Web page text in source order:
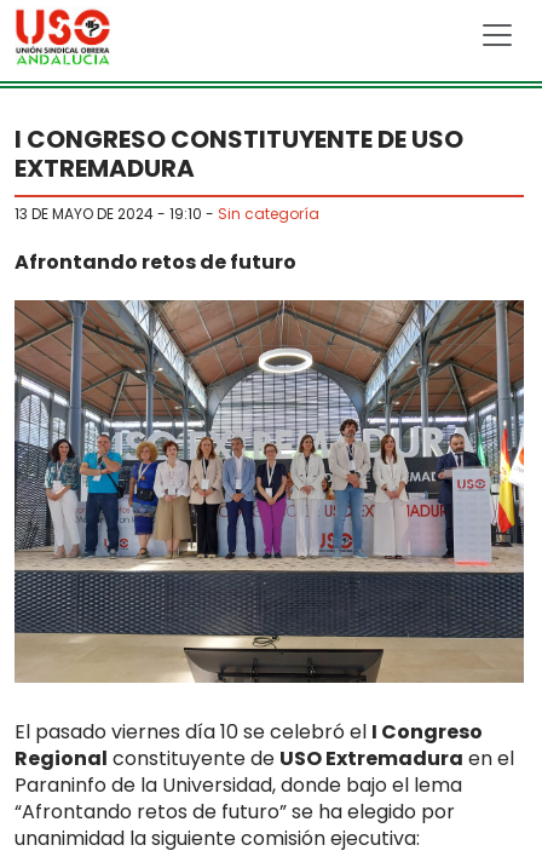
Skip to main content
I CONGRESO CONSTITUYENTE DE USO
EXTREMADURA
13 DE MAYO DE 2024 - 19:10 - Sin categoría
Afrontando retos de futuro
El pasado viernes día 10 se celebró el I Congreso
Regional constituyente de USO Extremadura en el
Paraninfo de la Universidad, donde bajo el lema
“Afrontando retos de futuro” se ha elegido por
unanimidad la siguiente comisión ejecutiva: